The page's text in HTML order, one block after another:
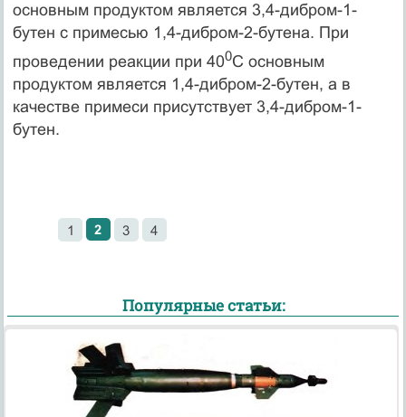
основным продуктом является 3,4-дибром-1-
бутен с примесью 1,4-дибром-2-бутена. При
проведении реакции при 400С основным
продуктом является 1,4-дибром-2-бутен, а в
качестве примеси присутствует 3,4-дибром-1-
бутен.
1 2 3 4
Популярные статьи: